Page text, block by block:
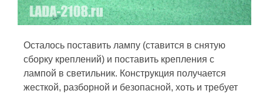
Осталось поставить лампу (ставится в снятую
сборку креплений) и поставить крепления с
лампой в светильник. Конструкция получается
жесткой, разборной и безопасной, хоть и требует